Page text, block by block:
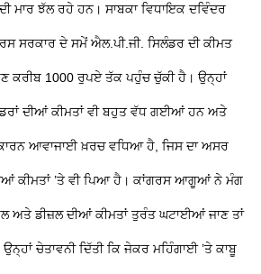
ਮਾਰ ਝੱਲ ਰਹੇ ਹਨ। ਸਾਬਕਾ ਵਿਧਾਇਕ ਦਵਿੰਦਰ
ਸਰਕਾਰ ਦੇ ਸਮੇਂ ਐਲ.ਪੀ.ਜੀ. ਸਿਲੰਡਰ ਦੀ ਕੀਮਤ
ਕਰੀਬ 1000 ਰੁਪਏ ਤੱਕ ਪਹੁੰਚ ਚੁੱਕੀ ਹੈ। ਉਨ੍ਹਾਂ
ਦੀਆਂ ਕੀਮਤਾਂ ਵੀ ਬਹੁਤ ਵੱਧ ਗਈਆਂ ਹਨ ਅਤੇ
ਆਵਾਜਾਈ ਖ਼ਰਚ ਵਧਿਆ ਹੈ, ਜਿਸ ਦਾ ਅਸਰ
ਕੀਮਤਾਂ ’ਤੇ ਵੀ ਪਿਆ ਹੈ। ਕਾਂਗਰਸ ਆਗੂਆਂ ਨੇ ਮੰਗ
ਅਤੇ ਡੀਜ਼ਲ ਦੀਆਂ ਕੀਮਤਾਂ ਤੁਰੰਤ ਘਟਾਈਆਂ ਜਾਣ ਤਾਂ
ਚੇਤਾਵਨੀ ਦਿੱਤੀ ਕਿ ਜੇਕਰ ਮਹਿੰਗਾਈ ’ਤੇ ਕਾਬੂ